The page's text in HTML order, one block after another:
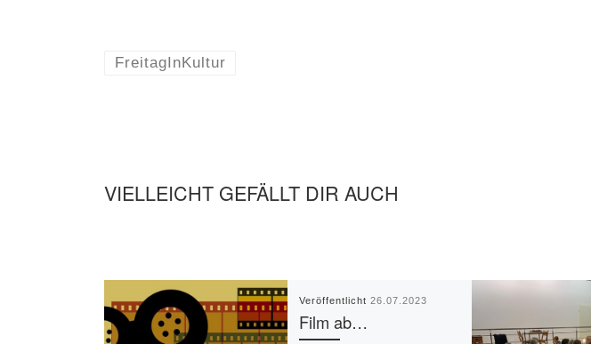
FreitagInKultur
VIELLEICHT GEFÄLLT DIR AUCH
Veröffentlicht26.07.2023
Film ab…